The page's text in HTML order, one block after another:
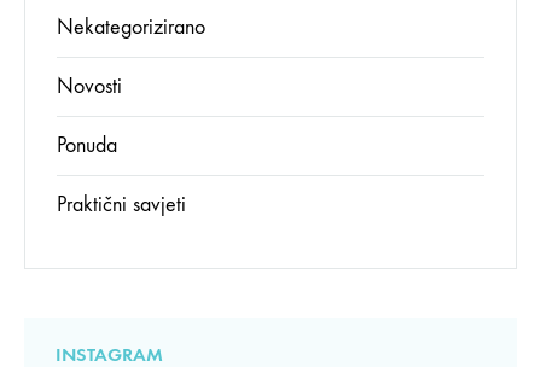
Nekategorizirano
Novosti
Ponuda
Praktični savjeti
INSTAGRAM